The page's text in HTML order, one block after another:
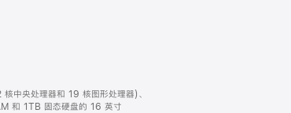
央处理器和 19 核图形处理器)、
和 1TB 固态硬盘的 16 英寸